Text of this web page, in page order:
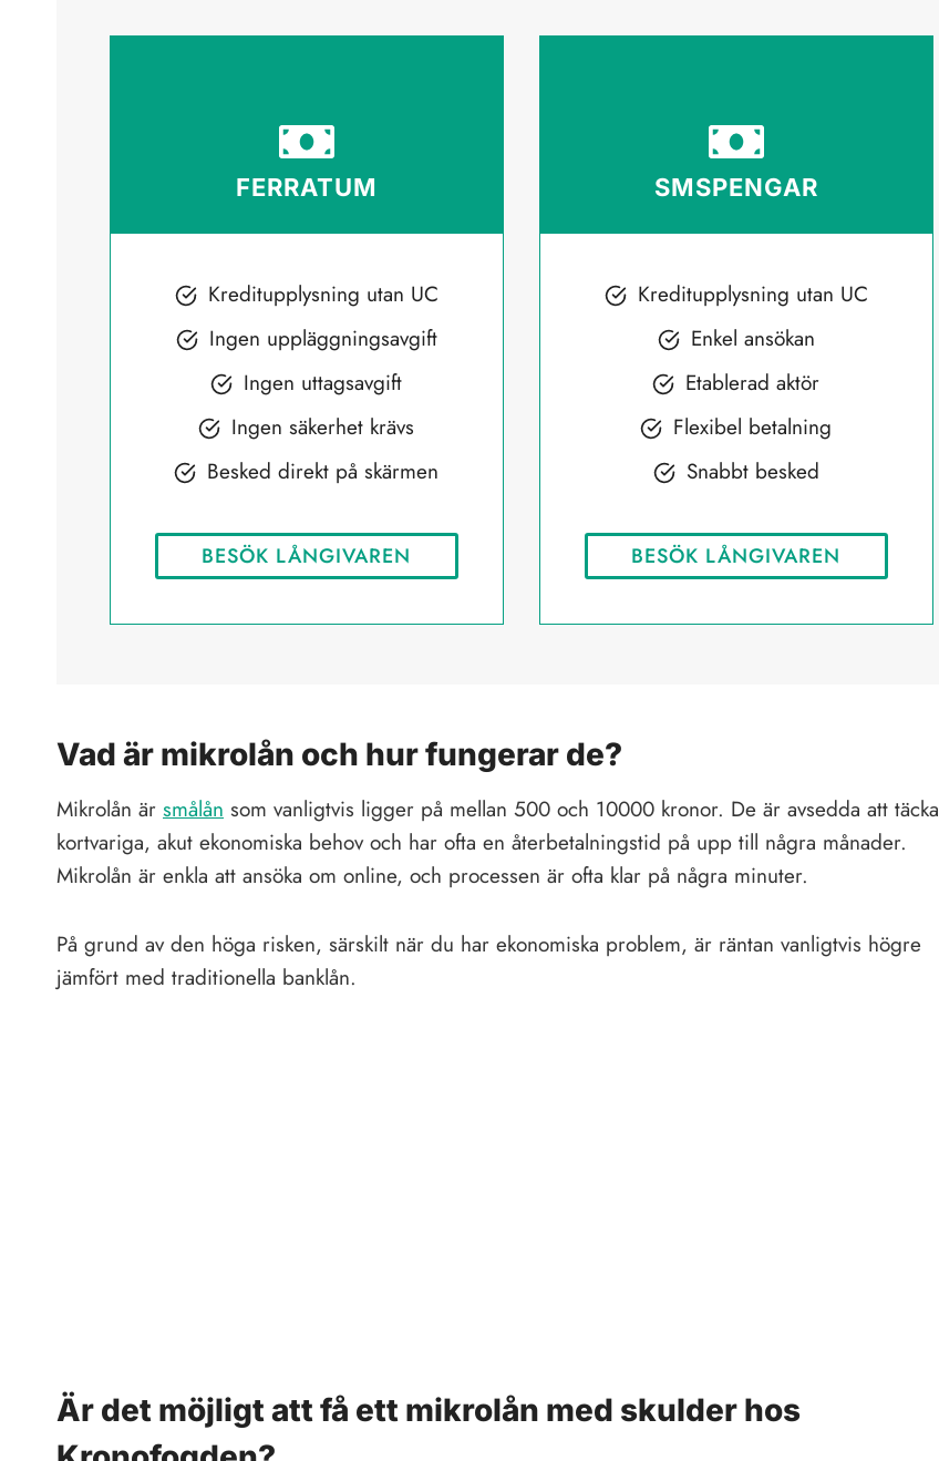
FERRATUM
Kreditupplysning utan UC
Ingen uppläggningsavgift
Ingen uttagsavgift
Ingen säkerhet krävs
Besked direkt på skärmen
BESÖK LÅNGIVAREN
SMSPENGAR
Kreditupplysning utan UC
Enkel ansökan
Etablerad aktör
Flexibel betalning
Snabbt besked
BESÖK LÅNGIVAREN
Vad är mikrolån och hur fungerar de?
Mikrolån är smålån som vanligtvis ligger på mellan 500 och 10000 kronor. De är avsedda att täcka
kortvariga, akut ekonomiska behov och har ofta en återbetalningstid på upp till några månader.
Mikrolån är enkla att ansöka om online, och processen är ofta klar på några minuter.
På grund av den höga risken, särskilt när du har ekonomiska problem, är räntan vanligtvis högre
jämfört med traditionella banklån.
Är det möjligt att få ett mikrolån med skulder hos